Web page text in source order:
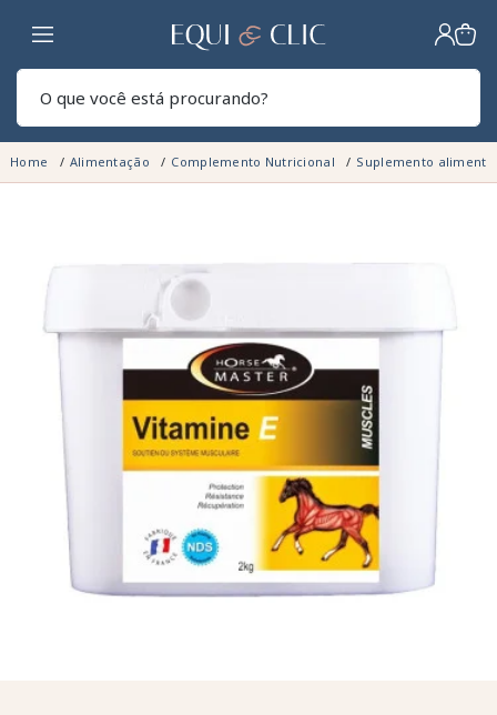
Lar
Home Alimentação Complemento Nutricional Suplemento